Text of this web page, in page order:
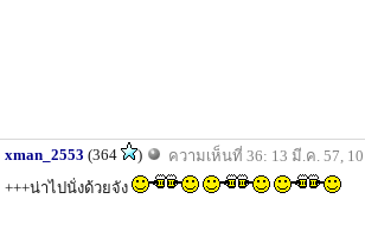
xman_2553 (364 )
ความเห็นที่ 36: 13 มี.ค. 57,
+++น่าไปนั่งด้วยจัง